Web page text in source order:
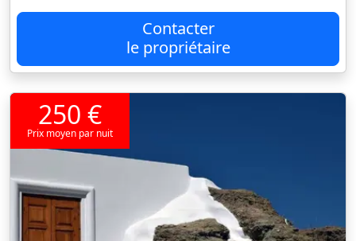
Contacter
le propriétaire
250 €
Prix moyen par nuit